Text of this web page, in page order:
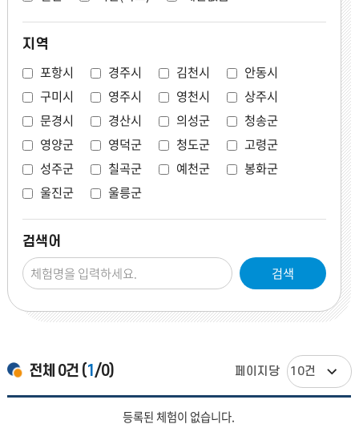
지역
포항시 경주시 김천시
안동시
구미시
영주시 영천시
상주시
문경시
경산시 의성군
청송군
영양군
영덕군 청도군
고령군
성주군
칠곡군 예천군
봉화군
울진군
울릉군
검색어
검색
전체 0건 (1 /0) 페이지당
등록된 체험이 없습니다.